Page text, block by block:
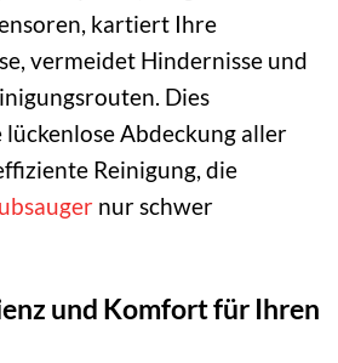
kartiert Ihre
vermeidet Hindernisse und
Dies
Abdeckung aller
Reinigung, die
nur schwer
und Komfort für Ihren